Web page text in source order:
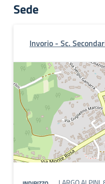
Sede
Invorio - Sc.